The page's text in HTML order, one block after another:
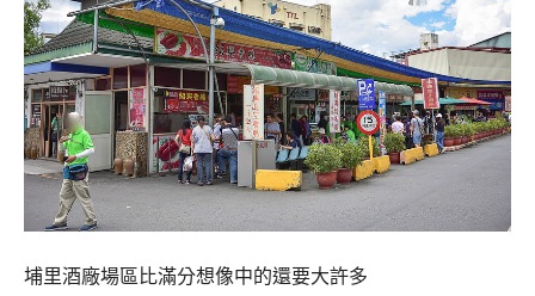
埔里酒廠場區比滿分想像中的還要大許多